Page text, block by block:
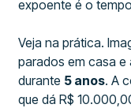
expoente é o
Veja na prática.
parados em casa
durante 5 anos. A
que dá R$